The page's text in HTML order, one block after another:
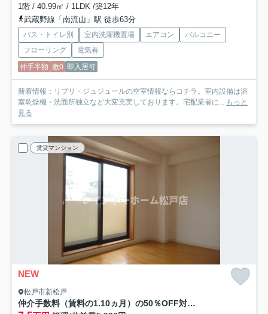
1階 / 40.99㎡ / 1LDK /築12年
武蔵野線「南流山」駅 徒歩63分
バス・トイレ別 室内洗濯機置場 エアコン
バルコニー
フローリング
電気有
仲手半額 敷0 即入居可
新着情報：リブリ・ジュジュールの空室情報ならコチラ。室内設備は浴
室乾燥機・洗面所独立など大変充実しております。宅配業者に... もっと
見る
賃貸マンション
NEW
松戸市新松戸
仲介手数料（賃料の1.10ヵ月）の50％OFF対象物件！